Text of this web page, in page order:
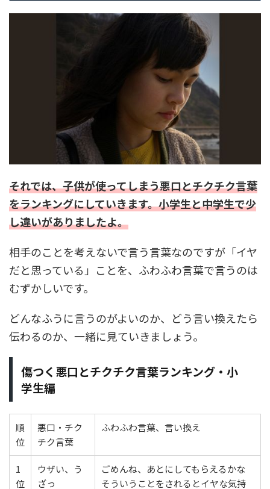
それでは、子供が使ってしまう悪口とチクチク言葉
をランキングにしていきます。小学生と中学生で少
し違いがありましたよ。
相手のことを考えないで言う言葉なのですが「イヤ
だと思っている」ことを、ふわふわ言葉で言うのは
むずかしいです。
どんなふうに言うのがよいのか、どう言い換えたら
伝わるのか、一緒に見ていきましょう。
傷つく悪口とチクチク言葉ランキング・小
学生編
順
位
悪口・チク
チク言葉
ふわふわ言葉、言い換え
1
位
ウザい、う
ざっ
ごめんね、あとにしてもらえるかな
そういうことをされるとイヤな気持